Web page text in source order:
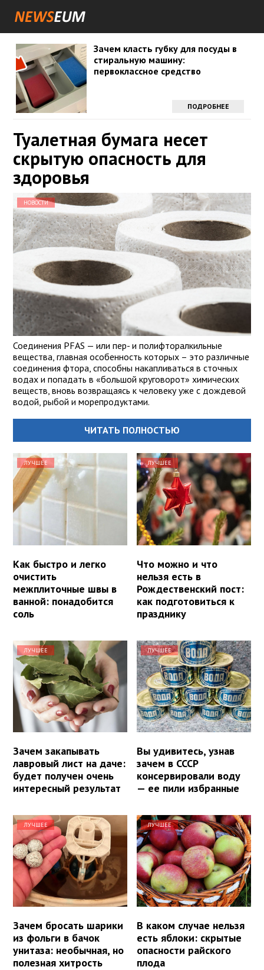
Зачем класть губку для посуды в
стиральную машину:
первоклассное средство
ПОДРОБНЕЕ
Туалетная бумага несет
скрытую опасность для
здоровья
НОВОСТИ
Соединения PFAS — или пер- и полифторалкильные
вещества, главная особенность которых – это различные
соединения фтора, способны накапливаться в сточных
водах и попадать в «большой круговорот» химических
веществ, вновь возвращаясь к человеку уже с дождевой
водой, рыбой и морепродуктами.
ЧИТАТЬ ПОЛНОСТЬЮ
ЛУЧШЕЕ
Как быстро и легко
очистить
межплиточные швы в
ванной: понадобится
соль
ЛУЧШЕЕ
Что можно и что
нельзя есть в
Рождественский пост:
как подготовиться к
празднику
ЛУЧШЕЕ
Зачем закапывать
лавровый лист на даче:
будет получен очень
интересный результат
ЛУЧШЕЕ
Вы удивитесь, узнав
зачем в СССР
консервировали воду
— ее пили избранные
ЛУЧШЕЕ
Зачем бросать шарики
из фольги в бачок
унитаза: необычная, но
полезная хитрость
ЛУЧШЕЕ
В каком случае нельзя
есть яблоки: скрытые
опасности райского
плода